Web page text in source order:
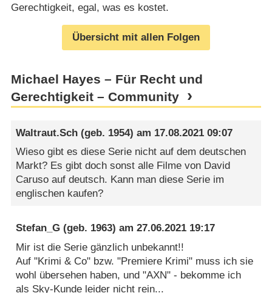
Gerechtigkeit, egal, was es kostet.
Übersicht mit allen Folgen
Michael Hayes – Für Recht und
Gerechtigkeit – Community
Waltraut.Sch (geb. 1954) am 17.08.2021 09:07
Wieso gibt es diese Serie nicht auf dem deutschen
Markt? Es gibt doch sonst alle Filme von David
Caruso auf deutsch. Kann man diese Serie im
englischen kaufen?
Stefan_G (geb. 1963) am27.06.2021 19:17
Mir ist die Serie gänzlich unbekannt!!
Auf "Krimi & Co" bzw. "Premiere Krimi" muss ich sie
wohl übersehen haben, und "AXN" - bekomme ich
als Sky-Kunde leider nicht rein...